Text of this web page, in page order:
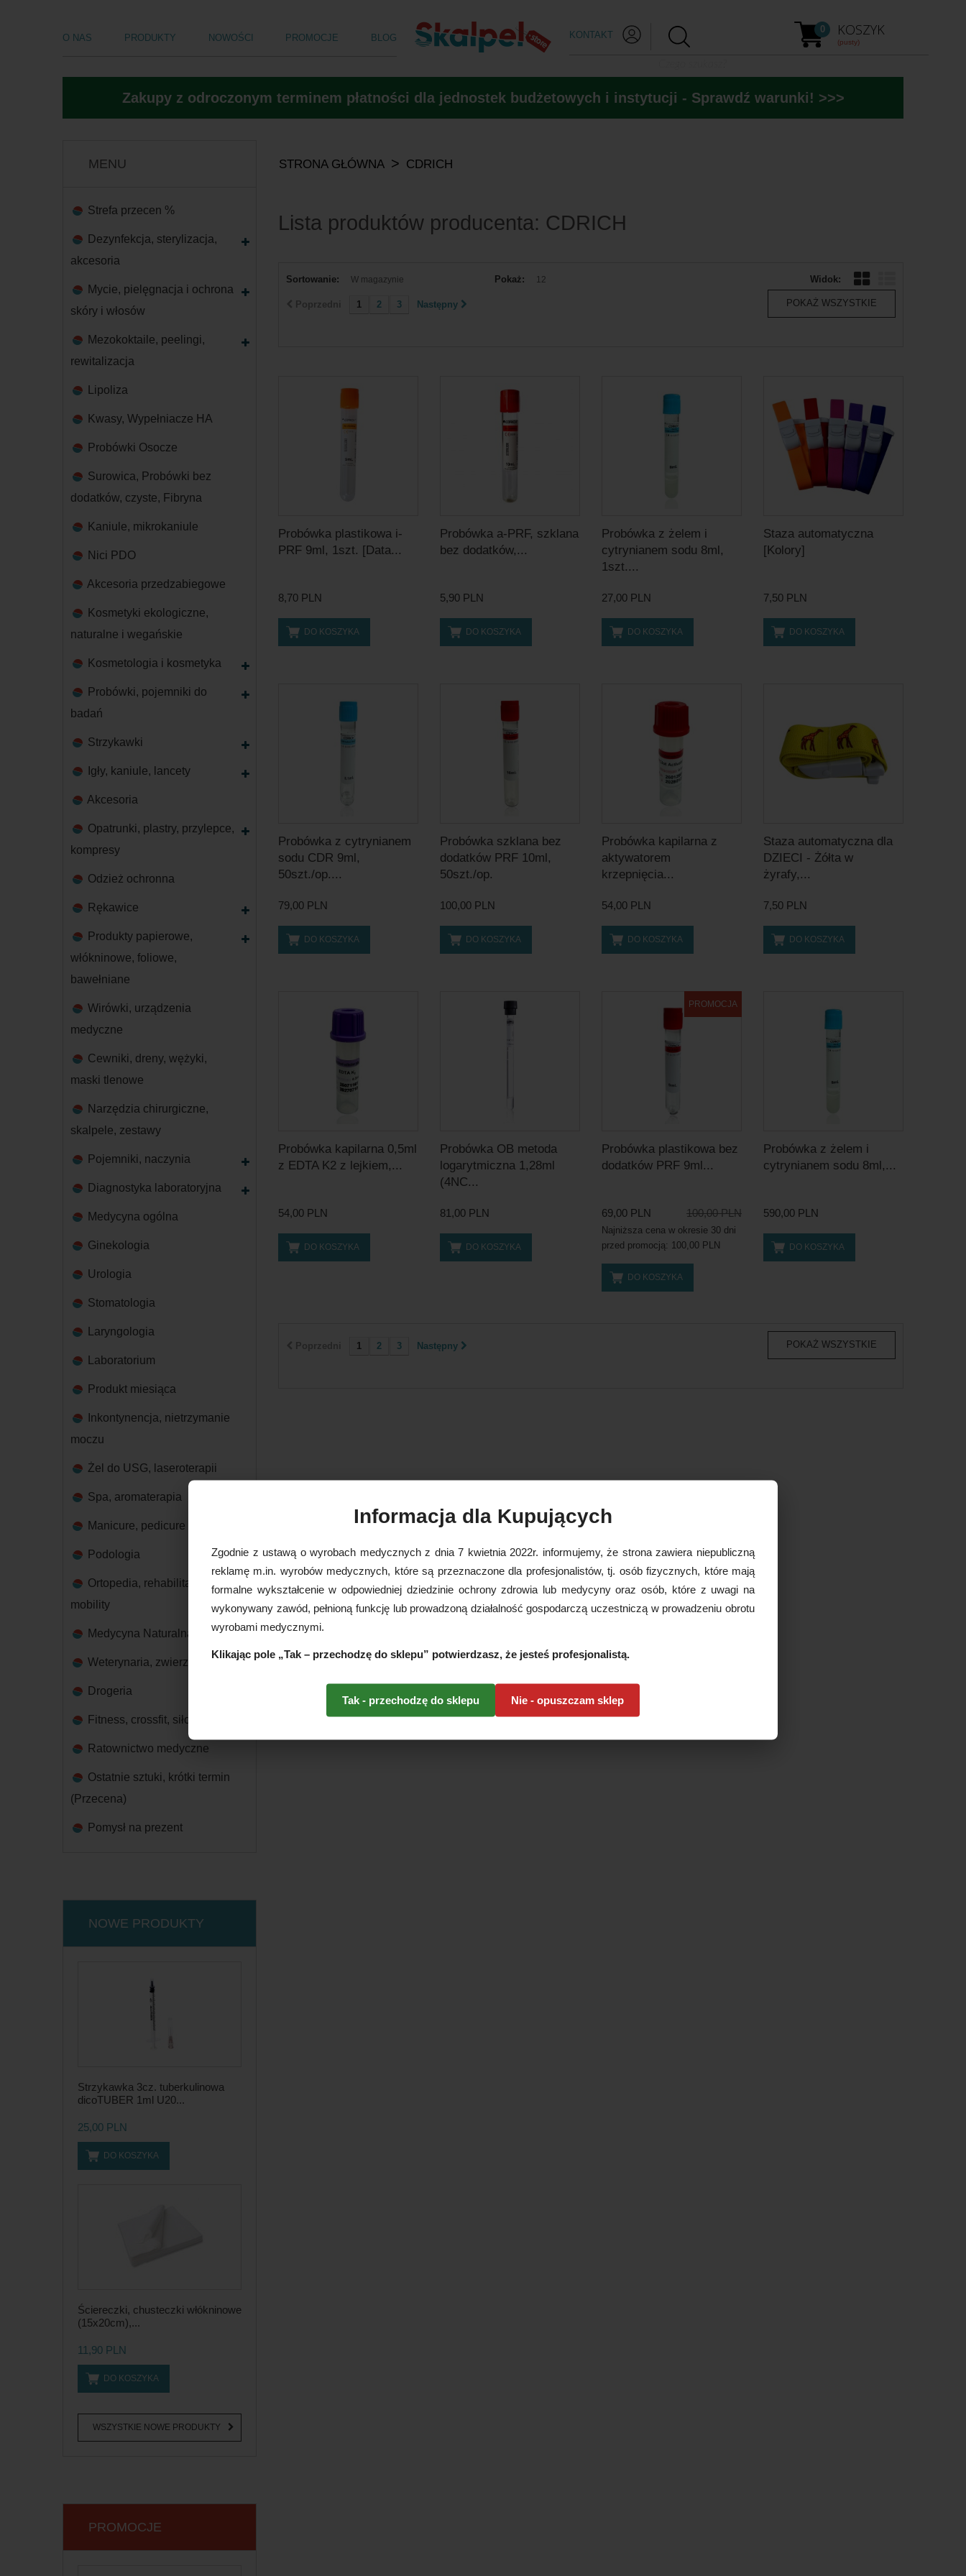
O NAS PRODUKTY NOWOŚCI PROMOCJE BLOG KONTAKT KOSZYK
0
(pusty)
Zakupy z odroczonym terminem płatności dla jednostek budżetowych i instytucji - Sprawdź warunki! >>>
MENU
Strefa przecen %
Dezynfekcja, sterylizacja,
akcesoria
Mycie, pielęgnacja i ochrona
skóry i włosów
Mezokoktaile, peelingi,
rewitalizacja
Lipoliza
Kwasy, Wypełniacze HA
Probówki Osocze
Surowica, Probówki bez
dodatków, czyste, Fibryna
Kaniule, mikrokaniule
Nici PDO
Akcesoria przedzabiegowe
Kosmetyki ekologiczne,
naturalne i wegańskie
Kosmetologia i kosmetyka
Probówki, pojemniki do
badań
Strzykawki
Igły, kaniule, lancety
Akcesoria
Opatrunki, plastry, przylepce,
kompresy
Odzież ochronna
Rękawice
Produkty papierowe,
włókninowe, foliowe,
bawełniane
Wirówki, urządzenia
medyczne
Cewniki, dreny, wężyki,
maski tlenowe
Narzędzia chirurgiczne,
skalpele, zestawy
Pojemniki, naczynia
Diagnostyka laboratoryjna
Medycyna ogólna
Ginekologia
Urologia
Stomatologia
Laryngologia
Laboratorium
Produkt miesiąca
Inkontynencja, nietrzymanie
moczu
Żel do USG, laseroterapii
Spa, aromaterapia
Manicure, pedicure
Podologia
Ortopedia, rehabilitacja,
mobility
Medycyna Naturalna
Weterynaria, zwierzęta
Drogeria
Fitness, crossfit, siłownia
Ratownictwo medyczne
Ostatnie sztuki, krótki termin
(Przecena)
Pomysł na prezent
NOWE PRODUKTY
Strzykawka 3cz. tuberkulinowa
dicoTUBER 1ml U20...
25,00 PLN
DO KOSZYKA
Ściereczki, chusteczki włókninowe
(15x20cm),...
11,90 PLN
DO KOSZYKA
WSZYSTKIE NOWE PRODUKTY
PROMOCJE
STRONA GŁÓWNA > CDRICH
Lista produktów producenta: CDRICH
Widok:
Sortowanie: W magazynie Pokaż: 12
POKAŻ WSZYSTKIE
1 2 3 Następny
Probówka plastikowa i-
PRF 9ml, 1szt. [Data...
8,70 PLN
DO KOSZYKA
Probówka a-PRF, szklana
bez dodatków,...
5,90 PLN
DO KOSZYKA
Probówka z żelem i
cytrynianem sodu 8ml,
1szt....
27,00 PLN
DO KOSZYKA
Staza automatyczna
[Kolory]
7,50 PLN
DO KOSZYKA
Probówka z cytrynianem
sodu CDR 9ml,
50szt./op....
79,00 PLN
DO KOSZYKA
Probówka szklana bez
dodatków PRF 10ml,
50szt./op.
100,00 PLN
DO KOSZYKA
Probówka kapilarna z
aktywatorem
krzepnięcia...
54,00 PLN
DO KOSZYKA
Staza automatyczna dla
DZIECI - Żółta w
żyrafy,...
7,50 PLN
DO KOSZYKA
Probówka kapilarna 0,5ml
z EDTA K2 z lejkiem,...
54,00 PLN
DO KOSZYKA
Probówka OB metoda
logarytmiczna 1,28ml
(4NC...
81,00 PLN
DO KOSZYKA
PROMOCJA
Probówka plastikowa bez
dodatków PRF 9ml...
69,00 PLN 100,00 PLN
Najniższa cena w okresie 30 dni
przed promocją: 100,00 PLN
DO KOSZYKA
Probówka z żelem i
cytrynianem sodu 8ml,...
590,00 PLN
DO KOSZYKA
POKAŻ WSZYSTKIE
1 2 3 Następny
Informacja dla Kupujących
Zgodnie z ustawą o wyrobach medycznych z dnia 7 kwietnia 2022r. informujemy, że strona zawiera niepubliczną
reklamę m.in. wyrobów medycznych, które są przeznaczone dla profesjonalistów, tj. osób fizycznych, które mają
formalne wykształcenie w odpowiedniej dziedzinie ochrony zdrowia lub medycyny oraz osób, które z uwagi na
wykonywany zawód, pełnioną funkcję lub prowadzoną działalność gospodarczą uczestniczą w prowadzeniu obrotu
wyrobami medycznymi.
Klikając pole „Tak – przechodzę do sklepu” potwierdzasz, że jesteś profesjonalistą.
Tak - przechodzę do sklepu Nie - opuszczam sklep